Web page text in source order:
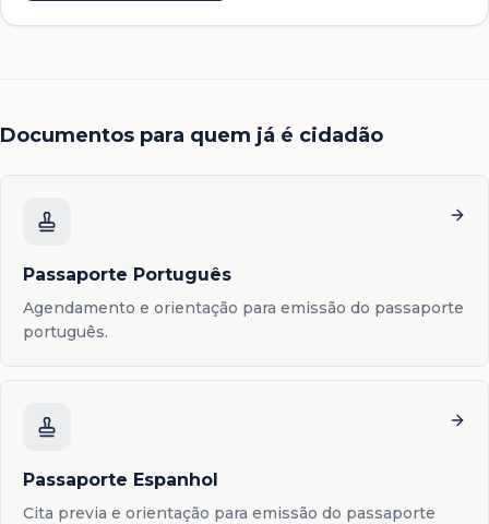
Documentos para quem já é cidadão
Passaporte Português
Agendamento e orientação para emissão do passaporte
português.
Passaporte Espanhol
Cita previa e orientação para emissão do passaporte